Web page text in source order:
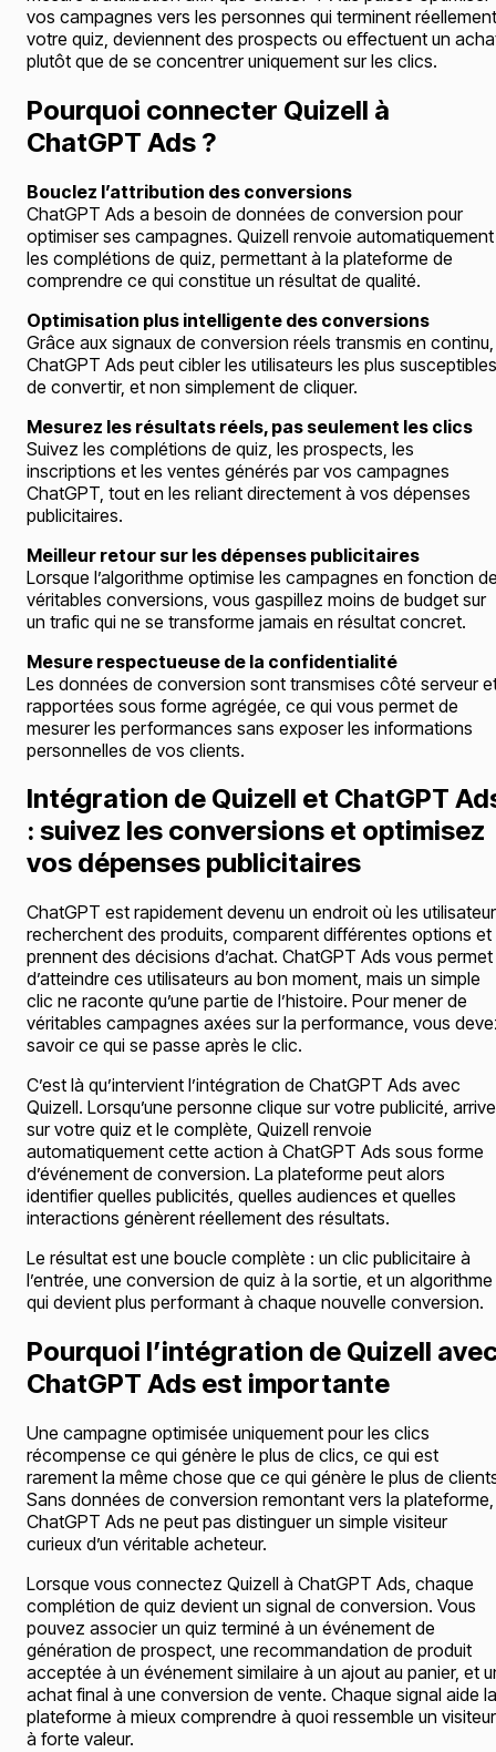
vos campagnes vers les personnes qui terminent réellement
votre quiz, deviennent des prospects ou effectuent un
plutôt que de se concentrer uniquement sur les clics.
Pourquoi connecter Quizell à
ChatGPT Ads ?
Bouclez l’attribution des conversions
ChatGPT Ads a besoin de données de conversion pour
optimiser ses campagnes. Quizell renvoie automatiquement
les complétions de quiz, permettant à la plateforme de
comprendre ce qui constitue un résultat de qualité.
Optimisation plus intelligente des conversions
Grâce aux signaux de conversion réels transmis en continu,
ChatGPT Ads peut cibler les utilisateurs les plus susceptibles
de convertir, et non simplement de cliquer.
Mesurez les résultats réels, pas seulement les clics
Suivez les complétions de quiz, les prospects, les
inscriptions et les ventes générés par vos campagnes
ChatGPT, tout en les reliant directement à vos dépenses
publicitaires.
Meilleur retour sur les dépenses publicitaires
Lorsque l’algorithme optimise les campagnes en fonction
véritables conversions, vous gaspillez moins de budget sur
un trafic qui ne se transforme jamais en résultat concret.
Mesure respectueuse de la confidentialité
Les données de conversion sont transmises côté serveur
rapportées sous forme agrégée, ce qui vous permet de
mesurer les performances sans exposer les informations
personnelles de vos clients.
Intégration de Quizell et ChatGPT
: suivez les conversions et optimisez
vos dépenses publicitaires
ChatGPT est rapidement devenu un endroit où les
recherchent des produits, comparent différentes options et
prennent des décisions d’achat. ChatGPT Ads vous permet
d’atteindre ces utilisateurs au bon moment, mais un simple
clic ne raconte qu’une partie de l’histoire. Pour mener de
véritables campagnes axées sur la performance, vous
savoir ce qui se passe après le clic.
C’est là qu’intervient l’intégration de ChatGPT Ads avec
Quizell. Lorsqu’une personne clique sur votre publicité, arrive
sur votre quiz et le complète, Quizell renvoie
automatiquement cette action à ChatGPT Ads sous forme
d’événement de conversion. La plateforme peut alors
identifier quelles publicités, quelles audiences et quelles
interactions génèrent réellement des résultats.
Le résultat est une boucle complète : un clic publicitaire à
l’entrée, une conversion de quiz à la sortie, et un algorithme
qui devient plus performant à chaque nouvelle conversion.
Pourquoi l’intégration de Quizell
ChatGPT Ads est importante
Une campagne optimisée uniquement pour les clics
récompense ce qui génère le plus de clics, ce qui est
rarement la même chose que ce qui génère le plus de
Sans données de conversion remontant vers la plateforme,
ChatGPT Ads ne peut pas distinguer un simple visiteur
curieux d’un véritable acheteur.
Lorsque vous connectez Quizell à ChatGPT Ads, chaque
complétion de quiz devient un signal de conversion. Vous
pouvez associer un quiz terminé à un événement de
génération de prospect, une recommandation de produit
acceptée à un événement similaire à un ajout au panier, et
achat final à une conversion de vente. Chaque signal aide la
plateforme à mieux comprendre à quoi ressemble un visiteur
à forte valeur.